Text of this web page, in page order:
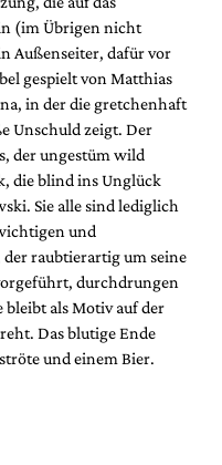
(im Übrigen nicht
Außenseiter, dafür vor
gespielt von Matthias
in der die gretchenhaft
Unschuld zeigt. Der
der ungestüm wild
die blind ins Unglück
Sie alle sind lediglich
und
der raubtierartig um seine
durchdrungen
als Motiv auf der
Das blutige Ende
und einem Bier.